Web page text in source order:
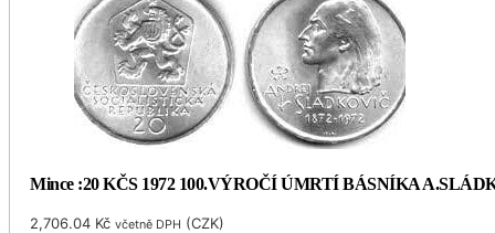
Mince :20 KČS 1972 100.VÝROČÍ ÚMRTÍ BÁSNÍKA
2,706.04 Kč včetně DPH (CZK)